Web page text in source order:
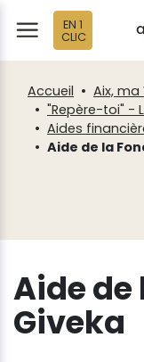
EN 1
CLIC
Accueil Aix, ma
"Repère-toi" -
Aides
Aide de la
Aide de
Giveka
Fenêtre
de
chat
Panneau de gestion